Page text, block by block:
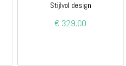
Stijlvol design
€ 329,00